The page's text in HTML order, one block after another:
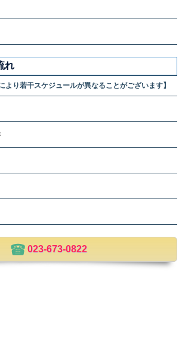
れ
り若干スケジュールが異なることがございます】
023-673-0822